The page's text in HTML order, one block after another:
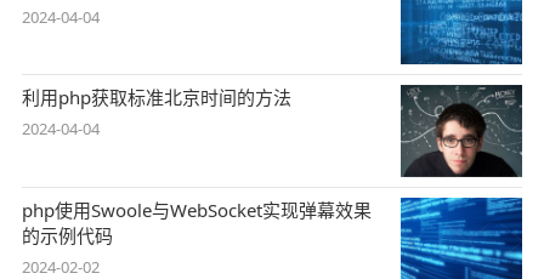
2024-04-04
利用php获取标准北京时间的方法
2024-04-04
php使用Swoole与WebSocket实现弹幕效果
的示例代码
2024-02-02